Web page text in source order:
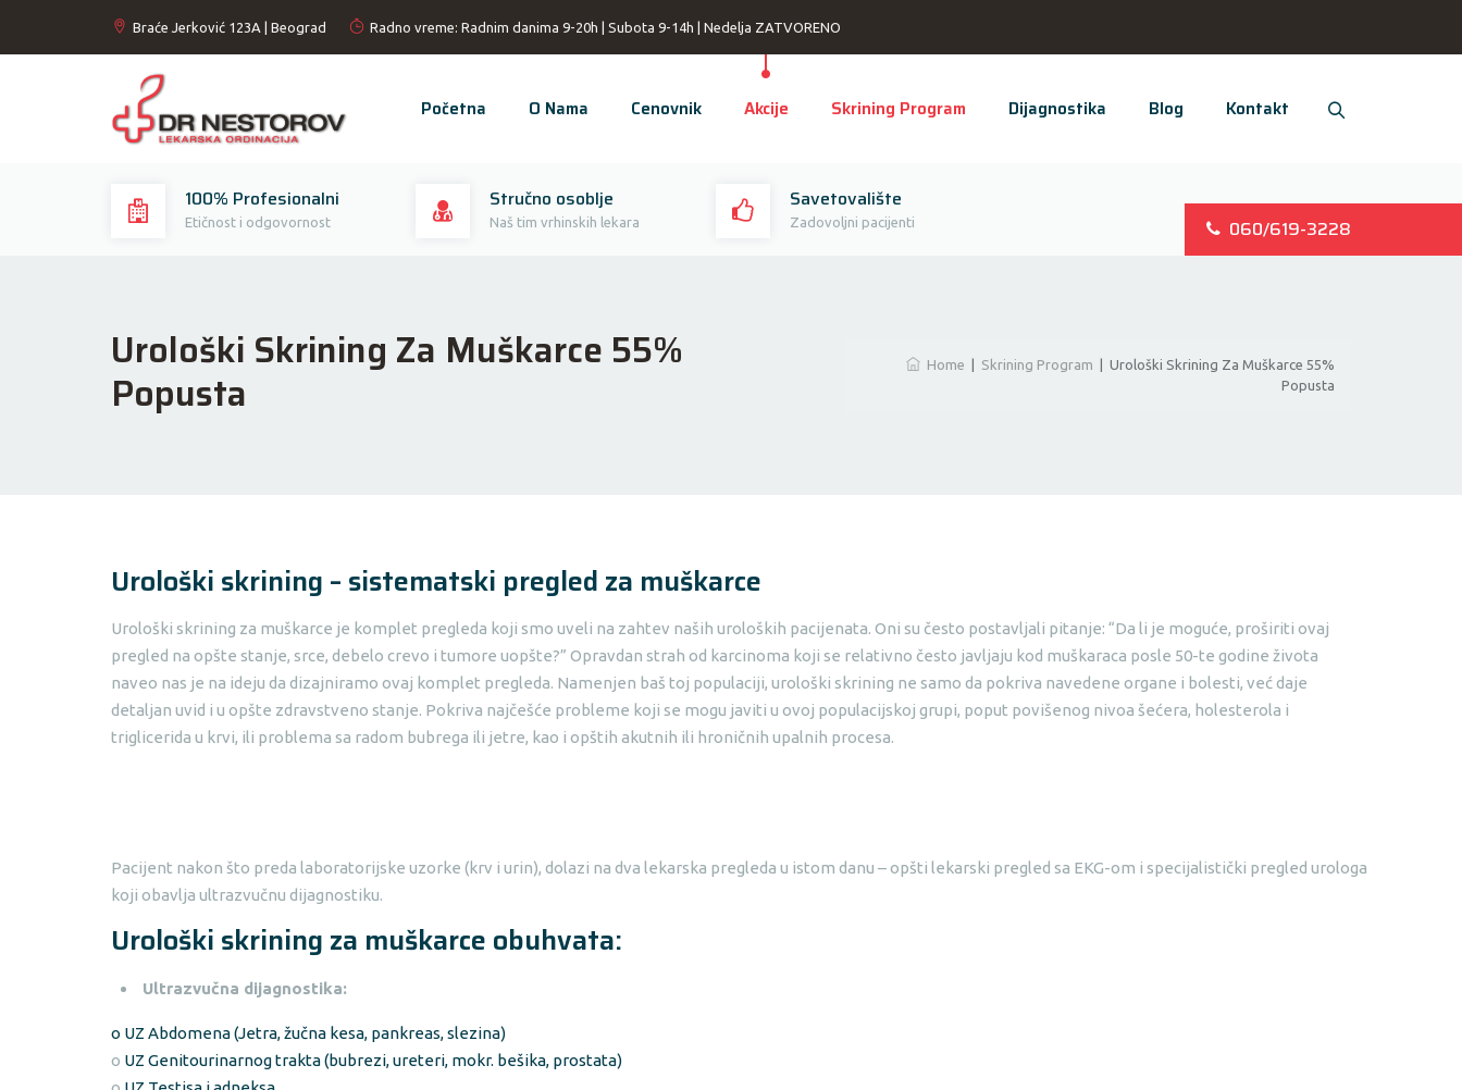
Braće Jerković 123A | Beograd Radno vreme: Radnim danima 9-20h | Subota 9-14h | Nedelja ZATVORENO
Početna O Nama Cenovnik Akcije Skrining Program Dijagnostika Blog Kontakt
100% Profesionalni
Etičnost i odgovornost
Stručno osoblje
Naš tim vrhinskih lekara
Savetovalište
Zadovoljni pacijenti 060/619-3228
Urološki Skrining Za Muškarce 55%
Popusta
Home Skrining Program
Urološki Skrining Za Muškarce 55%
Popusta
Urološki skrining – sistematski pregled za muškarce
Urološki skrining za muškarce je komplet pregleda koji smo uveli na zahtev naših uroloških pacijenata. Oni su često postavljali pitanje: “Da li je moguće, proširiti ovaj
pregled na opšte stanje, srce, debelo crevo i tumore uopšte?” Opravdan strah od karcinoma koji se relativno često javljaju kod muškaraca posle 50-te godine života
naveo nas je na ideju da dizajniramo ovaj komplet pregleda. Namenjen baš toj populaciji, urološki skrining ne samo da pokriva navedene organe i bolesti, već daje
detaljan uvid i u opšte zdravstveno stanje. Pokriva najčešće probleme koji se mogu javiti u ovoj populacijskoj grupi, poput povišenog nivoa šećera, holesterola i
triglicerida u krvi, ili problema sa radom bubrega ili jetre, kao i opštih akutnih ili hroničnih upalnih procesa.
Pacijent nakon što preda laboratorijske uzorke (krv i urin), dolazi na dva lekarska pregleda u istom danu – opšti lekarski pregled sa EKG-om i specijalistički pregled urologa
koji obavlja ultrazvučnu dijagnostiku.
Urološki skrining za muškarce obuhvata:
Ultrazvučna dijagnostika:
o UZ Abdomena (Jetra, žučna kesa, pankreas, slezina)
o UZ Genitourinarnog trakta (bubrezi, ureteri, mokr. bešika, prostata)